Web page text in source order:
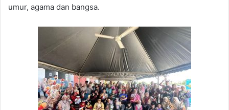
umur, agama dan bangsa.